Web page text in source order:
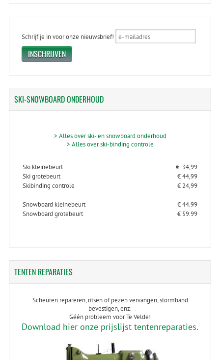
Schrijf je in voor onze nieuwsbrief!
SKI-SNOWBOARDONDERHOUD
> Alles over ski- en snowboard onderhoud
> Alles over ski-binding controle
Ski kleinebeurt
€ 34,99
Ski grotebeurt
€ 44,99
Skibinding controle
€ 24,99
Snowboard kleinebeurt
€ 44.99
Snowboard grotebeurt
€ 59.99
TENTENREPARATIES
Scheuren repareren, ritsen of pezen vervangen, stormband
bevestigen, enz.
Géén probleem voor Te Velde!
Download hier onze prijslijst tentenreparaties.